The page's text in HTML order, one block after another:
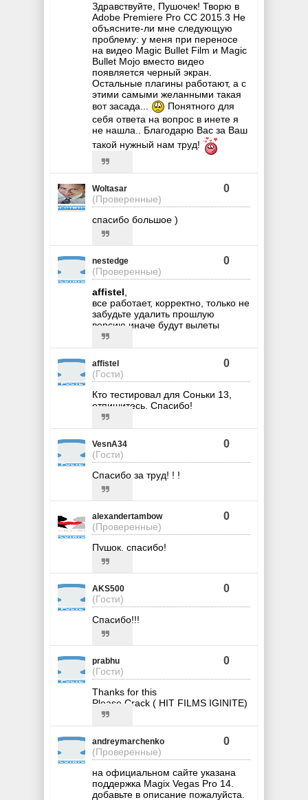
Здравствуйте, Пушочек! Творю в
Adobe Premiere Pro CC 2015.3 Не
объясните-ли мне следующую
проблему: у меня при переносе
на видео Magic Bullet Film и Magic
Bullet Mojo вместо видео
появляется черный экран.
Остальные плагины работают, а с
этими самыми желанными такая
вот засада...
Понятного для
себя ответа на вопрос в инете я
не нашла.. Благодарю Вас за Ваш
такой нужный нам труд!
Woltasar
(Проверенные)
0
спасибо большое )
nestedge
(Проверенные)
0
affistel,
все работает, корректно, только не
забудьте удалить прошлую
версию иначе будут вылеты
affistel
(Гости)
0
Кто тестировал для Соньки 13,
отпишитесь. Спасибо!
VesnA34
(Гости)
0
Спасибо за труд! ! !
alexandertambow
(Проверенные)
0
Пушок, спасибо!
AKS500
(Гости)
0
Спасибо!!!
prabhu
(Гости)
0
Thanks for this
Please Crack ( HIT FILMS IGINITE)
andreymarchenko
(Проверенные)
0
на официальном сайте указана
поддержка Magix Vegas Pro 14.
добавьте в описание пожалуйста.